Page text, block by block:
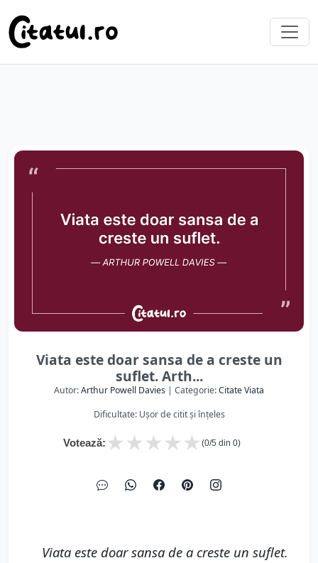
Viata este doar sansa de a creste un
suflet. Arth...
Autor:Arthur Powell Davies | Categorie:Citate Viata
Dificultate: Ușor de citit și înțeles
Votează: ★
★
★
★
★ (0/5 din 0)
Viata este doar sansa de a creste un suflet.